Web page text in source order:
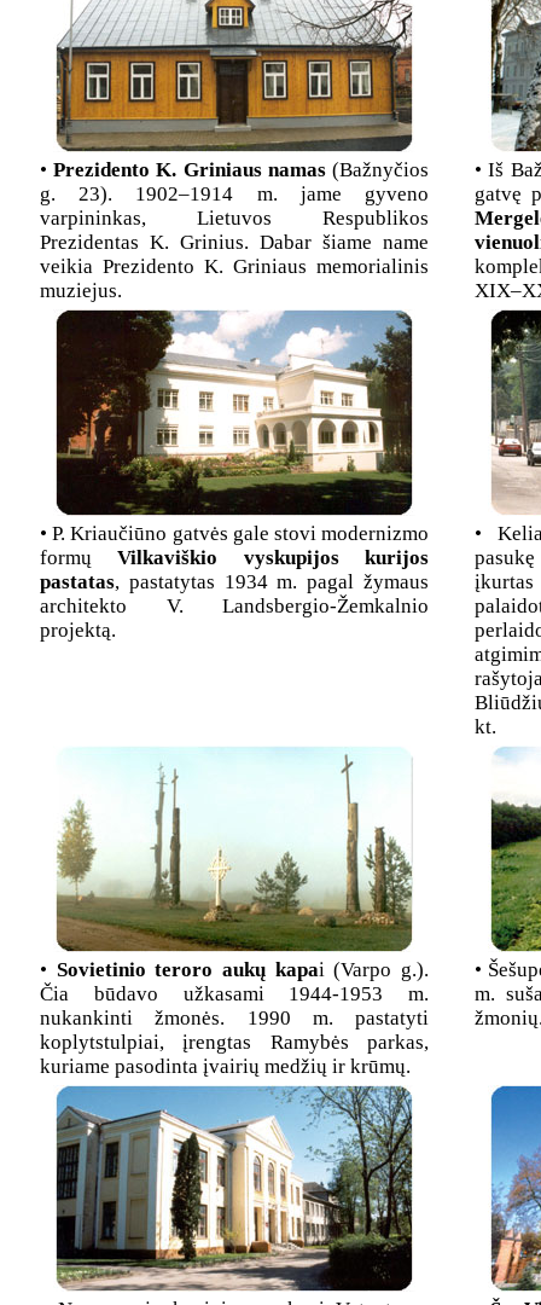
•Prezidento K. Griniaus namas(Bažnyčios
g. 23). 1902–1914 m. jame gyveno
varpininkas, Lietuvos Respublikos
Prezidentas K. Grinius. Dabar šiame name
veikia Prezidento K. Griniaus memorialinis
muziejus.
• Iš
gatvę
• P. Kriaučiūno gatvės gale stovi modernizmo
formųVilkaviškio vyskupijos kurijos
pastatas, pastatytas 1934 m. pagal žymaus
architekto V. Landsbergio-Žemkalnio
projektą.
•
kt.
• Sovietinio teroro aukų kapai (Varpo g.).
Čia būdavo užkasami 1944-1953 m.
nukankinti žmonės. 1990 m. pastatyti
koplytstulpiai, įrengtas Ramybės parkas,
kuriame pasodinta įvairių medžių ir krūmų.
•
m.